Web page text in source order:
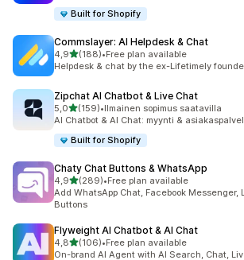
Built for Shopify
Commslayer: AI Helpdesk & Chat
4,9/ 5 tähteä
(188)
188 arvostelua yhteensä
•Free plan available
Helpdesk & chat by the ex-Lifetimely
Zipchat AI Chatbot & Live Chat
5,0/ 5 tähteä
(159)
159 arvostelua yhteensä
•Ilmainen sopimus saatavilla
AI Chatbot & AI Chat: myynti &
Built for Shopify
Chaty Chat Buttons & WhatsApp
4,9/ 5 tähteä
(289)
289 arvostelua yhteensä
•Free plan available
Add WhatsApp Chat, Facebook Messenger,
Buttons
Flyweight AI Chatbot & AI Chat
4,8/ 5 tähteä
(106)
106 arvostelua yhteensä
•Free plan available
On-brand AI Agent with AI Search, Chat,